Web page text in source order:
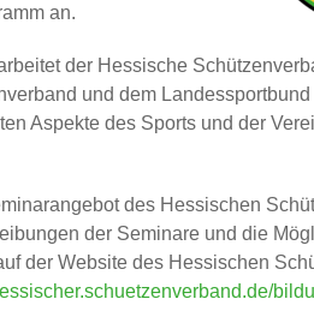
an.
der Hessische
und dem
Aspekte des Sports und der
des Hessischen
der Seminare und die
der Website des Hessischen